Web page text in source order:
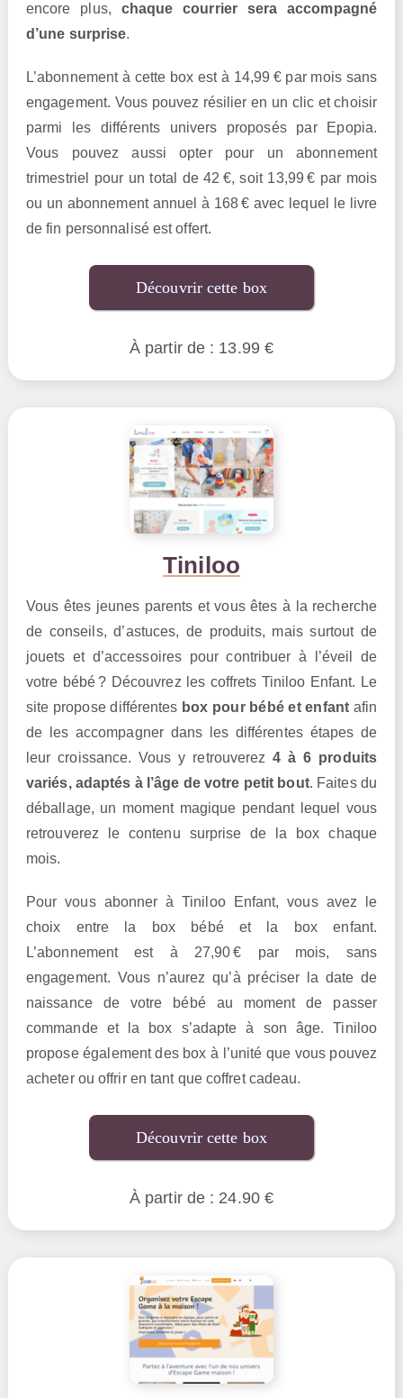
encore plus, chaque courrier sera accompagné
d’une surprise.
L’abonnement à cette box est à 14,99 € par mois sans
engagement. Vous pouvez résilier en un clic et choisir
parmi les différents univers proposés par Epopia.
Vous pouvez aussi opter pour un abonnement
trimestriel pour un total de 42 €, soit 13,99 € par mois
ou un abonnement annuel à 168 € avec lequel le livre
de fin personnalisé est offert.
Découvrir cette box
À partir de : 13.99 €
Tiniloo
Vous êtes jeunes parents et vous êtes à la recherche
de conseils, d’astuces, de produits, mais surtout de
jouets et d’accessoires pour contribuer à l’éveil de
votre bébé ? Découvrez les coffrets Tiniloo Enfant. Le
site propose différentes box pour bébé et enfantafin
de les accompagner dans les différentes étapes de
leur croissance. Vous y retrouverez4 à 6 produits
variés, adaptés à l’âge de votre petit bout. Faites du
déballage, un moment magique pendant lequel vous
retrouverez le contenu surprise de la box chaque
mois.
Pour vous abonner à Tiniloo Enfant, vous avez le
choix entre la box bébé et la box enfant.
L’abonnement est à 27,90 € par mois, sans
engagement. Vous n’aurez qu’à préciser la date de
naissance de votre bébé au moment de passer
commande et la box s’adapte à son âge. Tiniloo
propose également des box à l’unité que vous pouvez
acheter ou offrir en tant que coffret cadeau.
Découvrir cette box
À partir de : 24.90 €